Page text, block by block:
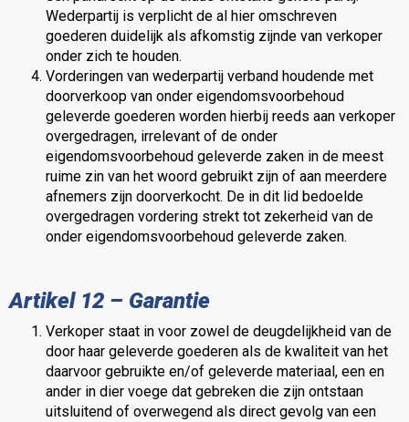
Wederpartij is verplicht de al hier omschreven
goederen duidelijk als afkomstig zijnde van verkoper
onder zich te houden.
Vorderingen van wederpartij verband houdende met
doorverkoop van onder eigendomsvoorbehoud
geleverde goederen worden hierbij reeds aan verkoper
overgedragen, irrelevant of de onder
eigendomsvoorbehoud geleverde zaken in de meest
ruime zin van het woord gebruikt zijn of aan meerdere
afnemers zijn doorverkocht. De in dit lid bedoelde
overgedragen vordering strekt tot zekerheid van de
onder eigendomsvoorbehoud geleverde zaken.
Artikel 12 – Garantie
Verkoper staat in voor zowel de deugdelijkheid van de
door haar geleverde goederen als de kwaliteit van het
daarvoor gebruikte en/of geleverde materiaal, een en
ander in dier voege dat gebreken die zijn ontstaan
uitsluitend of overwegend als direct gevolg van een